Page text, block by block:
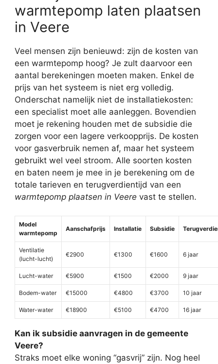
warmtepomp laten plaatsen
in Veere
Veel mensen zijn benieuwd: zijn de kosten van
een warmtepomp hoog? Je zult daarvoor een
aantal berekeningen moeten maken. Enkel de
prijs van het systeem is niet erg volledig.
Onderschat namelijk niet de installatiekosten:
een specialist moet alle aanleggen. Bovendien
moet je rekening houden met de subsidie die
zorgen voor een lagere verkoopprijs. De kosten
voor gasverbruik nemen af, maar het systeem
gebruikt wel veel stroom. Alle soorten kosten
en baten neem je mee in je berekening om de
totale tarieven en terugverdientijd van een
warmtepomp plaatsen in Veere vast te stellen.
Model
warmtepomp
Aanschafprijs Installatie Subsidie
Ventilatie
(lucht-lucht)
€2900 €1300 €1600 6 jaar
Lucht-water €5900 €1500 €2000 9 jaar
Bodem-water €15000 €4800 €3700 10 jaar
Water-water €18900 €5100 €4700 16 jaar
Kan ik subsidie aanvragen in de gemeente
Veere?
Straks moet elke woning “gasvrij” zijn. Nog heel